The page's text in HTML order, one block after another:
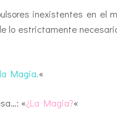
inexistentes en
lo estrictamente
Magia.«
«¿La Magia?«